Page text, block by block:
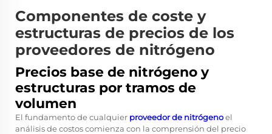
Componentes de coste y
estructuras de precios de los
proveedores de nitrógeno
Precios base de nitrógeno y
estructuras por tramos de
volumen
El fundamento de cualquier proveedor de nitrógenoel
análisis de costos comienza con la comprensión del precio